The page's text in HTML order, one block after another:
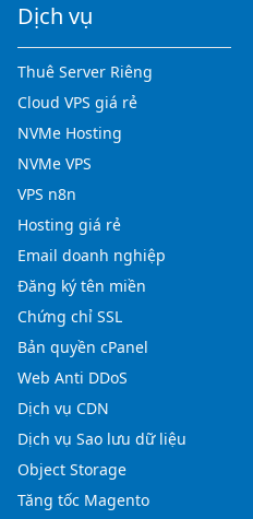
Dịch vụ
Thuê Server Riêng
Cloud VPS giá rẻ
NVMe Hosting
NVMe VPS
VPS n8n
Hosting giá rẻ
Email doanh nghiệp
Đăng ký tên miền
Chứng chỉ SSL
Bản quyền cPanel
Web Anti DDoS
Dịch vụ CDN
Dịch vụ Sao lưu dữ liệu
Object Storage
Tăng tốc Magento